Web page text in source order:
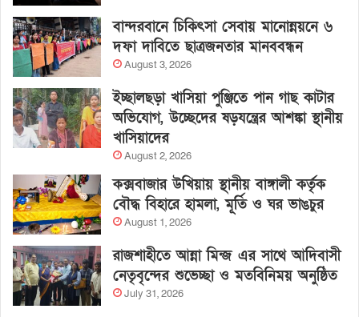
বান্দরবানে চিকিৎসা সেবায় মানোন্নয়নে ৬
দফা দাবিতে ছাত্রজনতার মানববন্ধন
August 3, 2026
ইচ্ছালছড়া খাসিয়া পুঞ্জিতে পান গাছ কাটার
অভিযোগ, উচ্ছেদের ষড়যন্ত্রের আশঙ্কা স্থানীয়
খাসিয়াদের
August 2, 2026
কক্সবাজার উখিয়ায় স্থানীয় বাঙ্গালী কর্তৃক
বৌদ্ধ বিহারে হামলা, মূর্তি ও ঘর ভাঙচুর
August 1, 2026
রাজশাহীতে আন্না মিন্জ এর সাথে আদিবাসী
নেতৃবৃন্দের শুভেচ্ছা ও মতবিনিময় অনুষ্ঠিত
July 31, 2026